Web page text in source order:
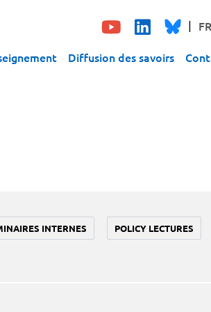
FR
Diffusion des savoirs
INTERNES POLICY LECTURES